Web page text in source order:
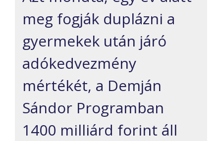
meg fogják duplázni a
gyermekek után járó
adókedvezmény
mértékét, a Demján
Sándor Programban
1400 milliárd forint áll